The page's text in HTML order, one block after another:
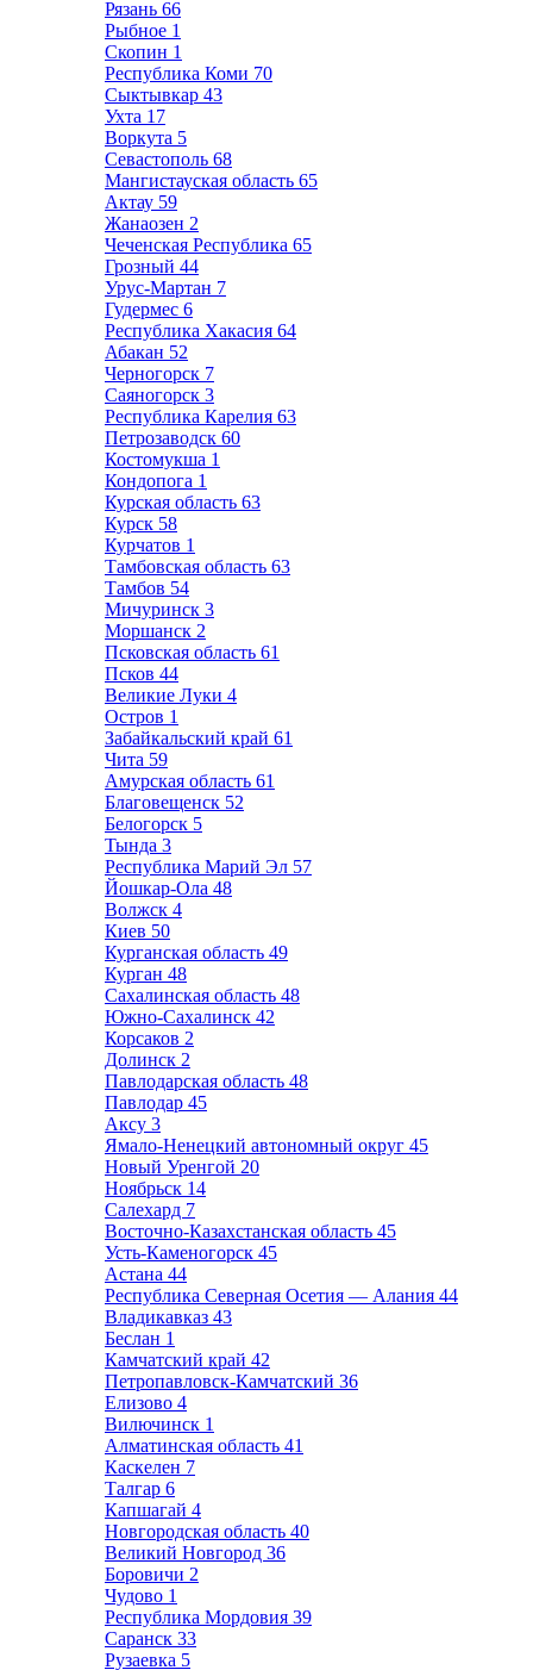
Рязань 66
Рыбное 1
Скопин 1
Республика Коми 70
Сыктывкар 43
Ухта 17
Воркута 5
Севастополь 68
Мангистауская область 65
Актау 59
Жанаозен 2
Чеченская Республика 65
Грозный 44
Урус-Мартан 7
Гудермес 6
Республика Хакасия 64
Абакан 52
Черногорск 7
Саяногорск 3
Республика Карелия 63
Петрозаводск 60
Костомукша 1
Кондопога 1
Курская область 63
Курск 58
Курчатов 1
Тамбовская область 63
Тамбов 54
Мичуринск 3
Моршанск 2
Псковская область 61
Псков 44
Великие Луки 4
Остров 1
Забайкальский край 61
Чита 59
Амурская область 61
Благовещенск 52
Белогорск 5
Тында 3
Республика Марий Эл 57
Йошкар-Ола 48
Волжск 4
Киев 50
Курганская область 49
Курган 48
Сахалинская область 48
Южно-Сахалинск 42
Корсаков 2
Долинск 2
Павлодарская область 48
Павлодар 45
Аксу 3
Ямало-Ненецкий автономный округ 45
Новый Уренгой 20
Ноябрьск 14
Салехард 7
Восточно-Казахстанская область 45
Усть-Каменогорск 45
Астана 44
Республика Северная Осетия — Алания 44
Владикавказ 43
Беслан 1
Камчатский край 42
Петропавловск-Камчатский 36
Елизово 4
Вилючинск 1
Алматинская область 41
Каскелен 7
Талгар 6
Капшагай 4
Новгородская область 40
Великий Новгород 36
Боровичи 2
Чудово 1
Республика Мордовия 39
Саранск 33
Рузаевка 5